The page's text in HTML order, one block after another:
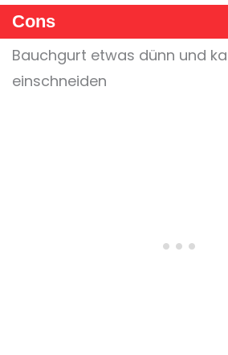
Cons
Bauchgurt etwas dünn und
einschneiden